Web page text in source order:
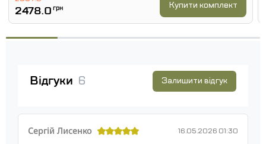
2478.0 грн Купити комплект
Відгуки 6 Залишити відгук
Сергій Лисенко 16.05.2026 01:30